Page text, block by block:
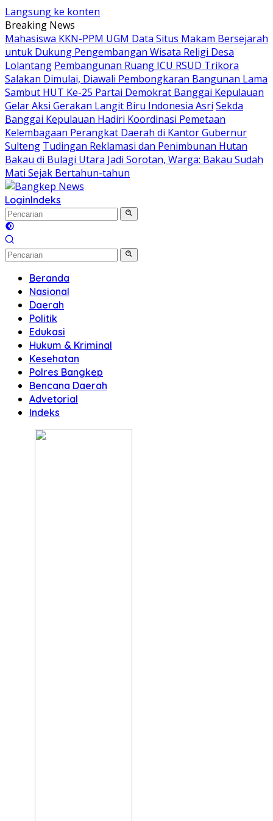
Langsung ke konten
Breaking News
Mahasiswa KKN-PPM UGM Data Situs Makam Bersejarah
untuk Dukung Pengembangan Wisata Religi Desa
Lolantang Pembangunan Ruang ICU RSUD Trikora
Salakan Dimulai, Diawali Pembongkaran Bangunan Lama
Sambut HUT Ke-25 Partai Demokrat Banggai Kepulauan
Gelar Aksi Gerakan Langit Biru Indonesia Asri Sekda
Banggai Kepulauan Hadiri Koordinasi Pemetaan
Kelembagaan Perangkat Daerah di Kantor Gubernur
Sulteng Tudingan Reklamasi dan Penimbunan Hutan
Bakau di Bulagi Utara Jadi Sorotan, Warga: Bakau Sudah
Mati Sejak Bertahun-tahun
LoginIndeks
Beranda
Nasional
Daerah
Politik
Edukasi
Hukum & Kriminal
Kesehatan
Polres Bangkep
Bencana Daerah
Advetorial
Indeks